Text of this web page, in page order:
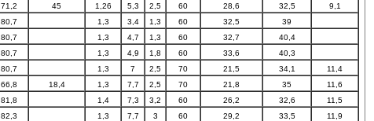
71,2 45 1,26 5,3 2,5 60 28,6 32,5
9,1
80,7 1,3 3,4 1,3 60 32,5
39
80,7 1,3 4,7 1,3 60 32,7
40,4
80,7 1,3 4,9 1,8 60 33,6
40,3
80,7 1,3 7 2,5 70 21,5 34,1
11,4
66,8 18,4 1,3 7,7 2,5 70 21,8 35
11,6
81,8 1,4 7,3 3,2 60 26,2 32,6
11,5
82,3 1,3 7,7 3 60 29,2 33,5
11,9